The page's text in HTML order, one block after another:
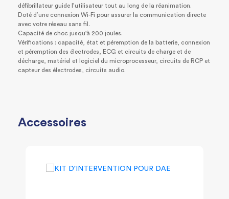
défibrillateur guide l’utilisateur tout au long de la réanimation.
Doté d’une connexion Wi-Fi pour assurer la communication directe
avec votre réseau sans fil.
Capacité de choc jusqu'à 200 joules.
Vérifications : capacité, état et péremption de la batterie, connexion
et péremption des électrodes, ECG et circuits de charge et de
décharge, matériel et logiciel du microprocesseur, circuits de RCP et
capteur des électrodes, circuits audio.
Accessoires